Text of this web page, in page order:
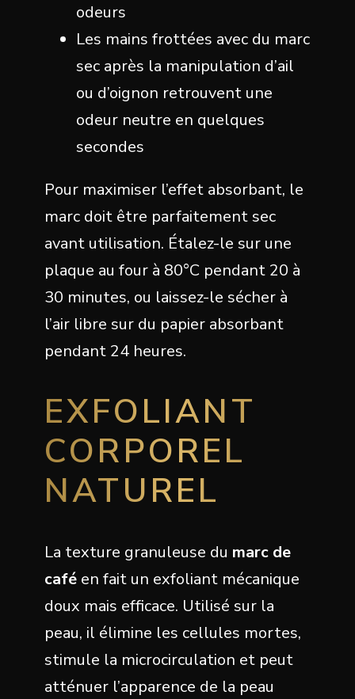
odeurs
Les mains frottées avec du marc
sec après la manipulation d’ail
ou d’oignon retrouvent une
odeur neutre en quelques
secondes
Pour maximiser l’effet absorbant, le
marc doit être parfaitement sec
avant utilisation. Étalez-le sur une
plaque au four à 80°C pendant 20 à
30 minutes, ou laissez-le sécher à
l’air libre sur du papier absorbant
pendant 24 heures.
EXFOLIANT
CORPOREL
NATUREL
La texture granuleuse du marc de
café en fait un exfoliant mécanique
doux mais efficace. Utilisé sur la
peau, il élimine les cellules mortes,
stimule la microcirculation et peut
atténuer l’apparence de la peau